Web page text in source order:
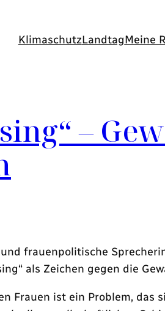
KlimaschutzLandtagMeine
–
frauenpolitische
als Zeichen gegen die
Frauen ist ein Problem,